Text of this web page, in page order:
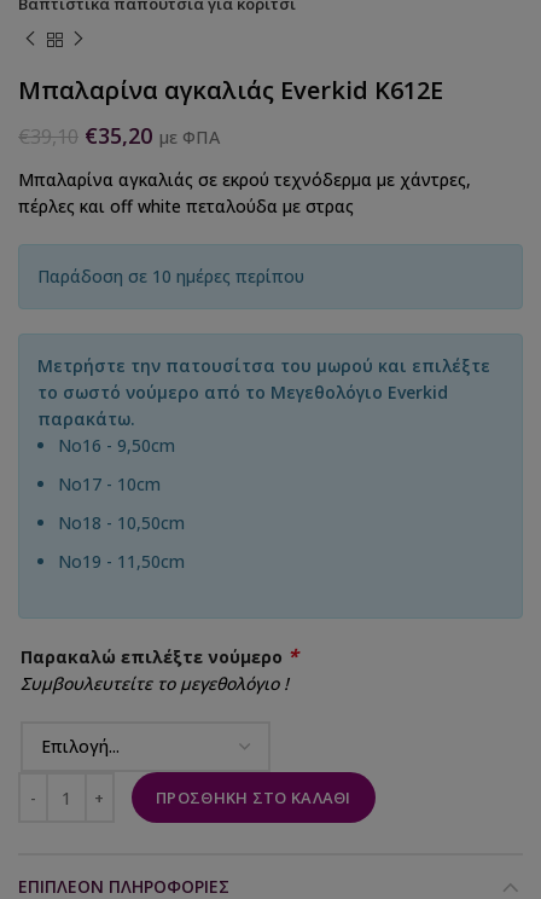
Μπαλαρίνα αγκαλιάς Everkid K612E
€39,10 €35,20 με ΦΠΑ
Μπαλαρίνα αγκαλιάς σε εκρού τεχνόδερμα με χάντρες,
πέρλες και off white πεταλούδα με στρας
Παράδοση σε 10 ημέρες περίπου
Μετρήστε την πατουσίτσα του μωρού και επιλέξτε
το σωστό νούμερο από το Μεγεθολόγιο Everkid
παρακάτω.
Νο16 - 9,50cm
Νο17 - 10cm
No18 - 10,50cm
No19 - 11,50cm
Παρακαλώ επιλέξτε νούμερο *
Συμβουλευτείτε το μεγεθολόγιο !
ΠΡΟΣΘΉΚΗ ΣΤΟ ΚΑΛΆΘΙ
ΕΠΙΠΛΈΟΝ ΠΛΗΡΟΦΟΡΊΕΣ